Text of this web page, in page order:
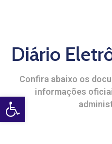
Open toolbar
Diário
Confira abaixo os
informações